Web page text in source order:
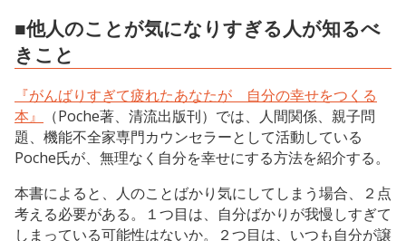
■他人のことが気になりすぎる人が知るべ
きこと
『がんばりすぎて疲れたあなたが 自分の幸せをつくる
本』
（Poche著、清流出版刊）では、人間関係、親子問
題、機能不全家専門カウンセラーとして活動している
Poche氏が、無理なく自分を幸せにする方法を紹介する。
本書によると、人のことばかり気にしてしまう場合、２点
考える必要がある。１つ目は、自分ばかりが我慢しすぎて
しまっている可能性はないか。２つ目は、いつも自分が譲